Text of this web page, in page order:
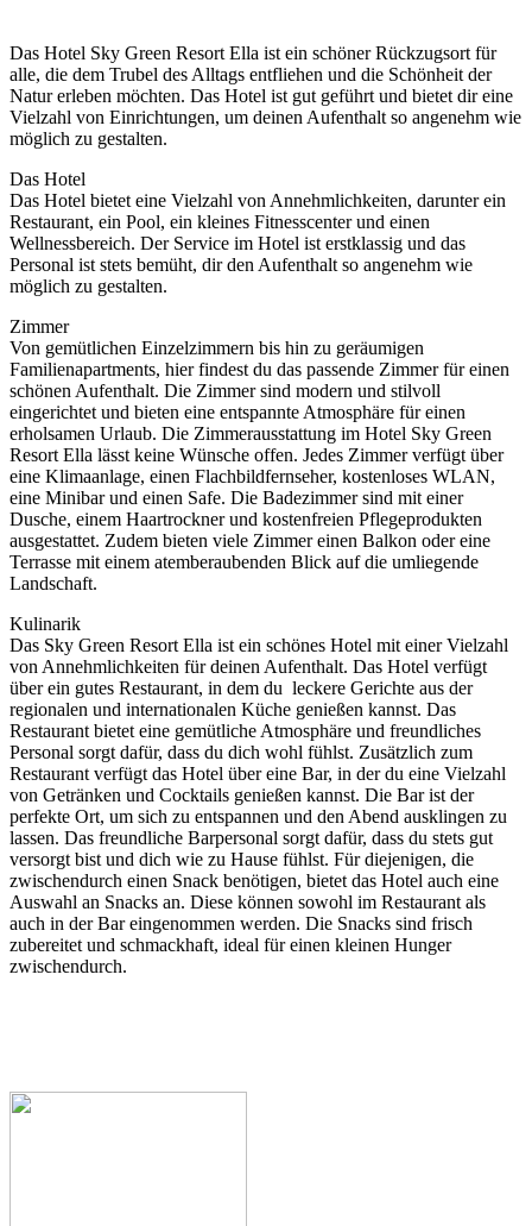
Das Hotel Sky Green Resort Ella ist ein schöner Rückzugsort für
alle, die dem Trubel des Alltags entfliehen und die Schönheit der
Natur erleben möchten. Das Hotel ist gut geführt und bietet dir eine
Vielzahl von Einrichtungen, um deinen Aufenthalt so angenehm wie
möglich zu gestalten.
Das Hotel
Das Hotel bietet eine Vielzahl von Annehmlichkeiten, darunter ein
Restaurant, ein Pool, ein kleines Fitnesscenter und einen
Wellnessbereich. Der Service im Hotel ist erstklassig und das
Personal ist stets bemüht, dir den Aufenthalt so angenehm wie
möglich zu gestalten.
Zimmer
Von gemütlichen Einzelzimmern bis hin zu geräumigen
Familienapartments, hier findest du das passende Zimmer für einen
schönen Aufenthalt. Die Zimmer sind modern und stilvoll
eingerichtet und bieten eine entspannte Atmosphäre für einen
erholsamen Urlaub. Die Zimmerausstattung im Hotel Sky Green
Resort Ella lässt keine Wünsche offen. Jedes Zimmer verfügt über
eine Klimaanlage, einen Flachbildfernseher, kostenloses WLAN,
eine Minibar und einen Safe. Die Badezimmer sind mit einer
Dusche, einem Haartrockner und kostenfreien Pflegeprodukten
ausgestattet. Zudem bieten viele Zimmer einen Balkon oder eine
Terrasse mit einem atemberaubenden Blick auf die umliegende
Landschaft.
Kulinarik
Das Sky Green Resort Ella ist ein schönes Hotel mit einer Vielzahl
von Annehmlichkeiten für deinen Aufenthalt. Das Hotel verfügt
über ein gutes Restaurant, in dem du leckere Gerichte aus der
regionalen und internationalen Küche genießen kannst. Das
Restaurant bietet eine gemütliche Atmosphäre und freundliches
Personal sorgt dafür, dass du dich wohl fühlst. Zusätzlich zum
Restaurant verfügt das Hotel über eine Bar, in der du eine Vielzahl
von Getränken und Cocktails genießen kannst. Die Bar ist der
perfekte Ort, um sich zu entspannen und den Abend ausklingen zu
lassen. Das freundliche Barpersonal sorgt dafür, dass du stets gut
versorgt bist und dich wie zu Hause fühlst. Für diejenigen, die
zwischendurch einen Snack benötigen, bietet das Hotel auch eine
Auswahl an Snacks an. Diese können sowohl im Restaurant als
auch in der Bar eingenommen werden. Die Snacks sind frisch
zubereitet und schmackhaft, ideal für einen kleinen Hunger
zwischendurch.